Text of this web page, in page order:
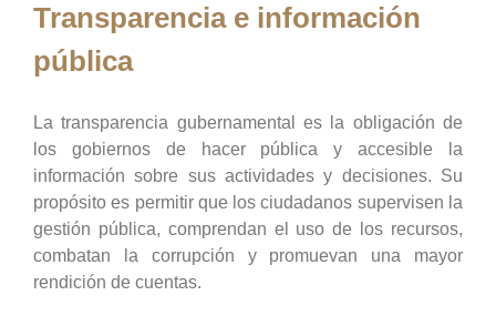
Transparencia e información
pública
La transparencia gubernamental es la obligación de
los gobiernos de hacer pública y accesible la
información sobre sus actividades y decisiones. Su
propósito es permitir que los ciudadanos supervisen la
gestión pública, comprendan el uso de los recursos,
combatan la corrupción y promuevan una mayor
rendición de cuentas.